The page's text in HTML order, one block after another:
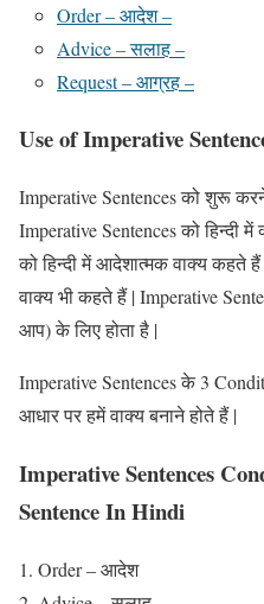
Order – आदेश –
‍Advice – सलाह –
Request – आग्रह –
Use of Imperative
Imperative Sentences को शुरू
Imperative Sentences को हिन्दी
को हिन्दी में आदेशात्मक वाक्य कहते
वाक्य भी कहते हैं | Imperative
आप) के लिए होता है |
Imperative Sentences के 3
आधार पर हमें वाक्य बनाने होते हैं |
Imperative Sentences
Sentence In Hindi
Order – आदेश